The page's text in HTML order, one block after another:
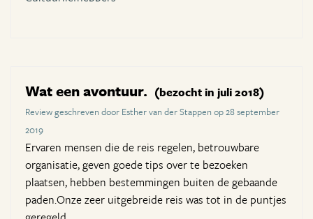
Wat een avontuur. (bezocht in juli 2018)
Review geschreven door Esther van der Stappen op 28 september
2019
Ervaren mensen die de reis regelen, betrouwbare
organisatie, geven goede tips over te bezoeken
plaatsen, hebben bestemmingen buiten de gebaande
paden.Onze zeer uitgebreide reis was tot in de puntjes